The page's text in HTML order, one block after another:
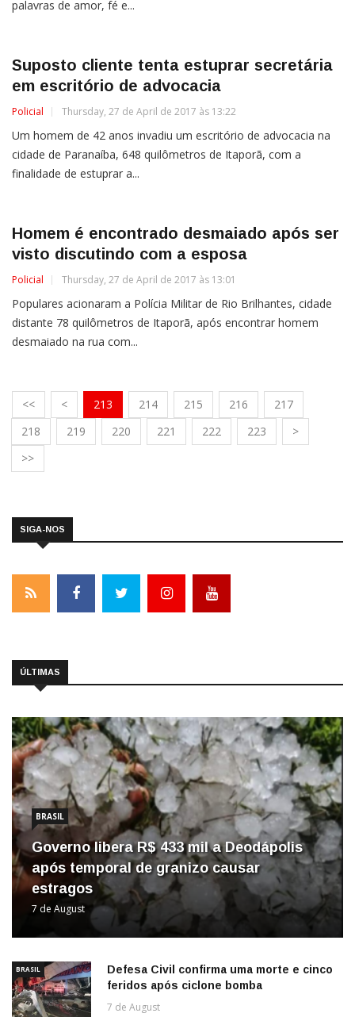
palavras de amor, fé e...
Suposto cliente tenta estuprar secretária
em escritório de advocacia
Policial Thursday, 27 de April de 2017 às 13:22
Um homem de 42 anos invadiu um escritório de advocacia na
cidade de Paranaíba, 648 quilômetros de Itaporã, com a
finalidade de estuprar a...
Homem é encontrado desmaiado após ser
visto discutindo com a esposa
Policial Thursday, 27 de April de 2017 às 13:01
Populares acionaram a Polícia Militar de Rio Brilhantes, cidade
distante 78 quilômetros de Itaporã, após encontrar homem
desmaiado na rua com...
<< < 213 214 215 216
217
218
219 220 221 222 223
>
>>
SIGA-NOS
ÚLTIMAS
BRASIL
Governo libera R$ 433 mil a Deodápolis
após temporal de granizo causar
estragos
7 de August
BRASIL
Defesa Civil confirma uma morte e cinco
feridos após ciclone bomba
7 de August